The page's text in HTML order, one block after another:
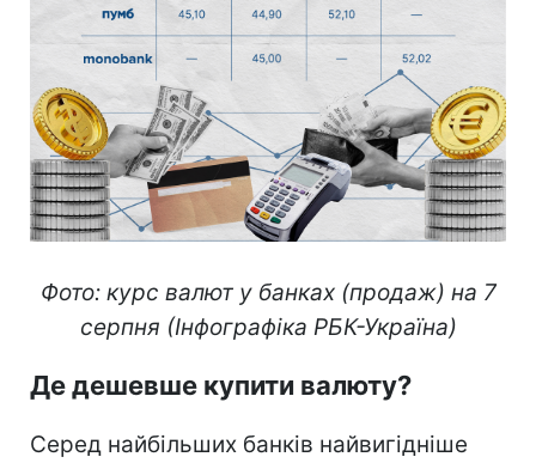
Фото: курс валют у банках (продаж) на 7
серпня (Інфографіка РБК-Україна)
Де дешевше купити валюту?
Серед найбільших банків найвигідніше